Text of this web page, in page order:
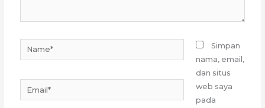
Name*
Email*
Simpan
nama, email,
dan situs
web saya
pada